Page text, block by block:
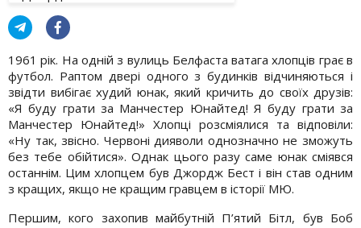
1961 рік. На одній з вулиць Белфаста ватага хлопців грає в
футбол. Раптом двері одного з будинків відчиняються і
звідти вибігає худий юнак, який кричить до своїх друзів:
«Я буду грати за Манчестер Юнайтед! Я буду грати за
Манчестер Юнайтед!» Хлопці розсміялися та відповіли:
«Ну так, звісно. Червоні дияволи однозначно не зможуть
без тебе обійтися». Однак цього разу саме юнак сміявся
останнім. Цим хлопцем був Джордж Бест і він став одним
з кращих, якщо не кращим гравцем в історії МЮ.
Першим, кого захопив майбутній П’ятий Бітл, був Боб